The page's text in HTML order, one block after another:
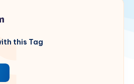
this Tag